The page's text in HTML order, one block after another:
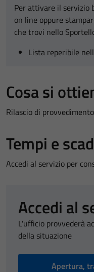
Per attivare il servizio
on line oppure
che trovi nello
Lista reperibile
Cosa si
Rilascio di
Tempi e
Accedi al servizio per
Accedi al
L'ufficio provvederà
della situazione
Apertura,